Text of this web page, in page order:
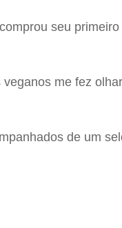
seu
me fez
de um